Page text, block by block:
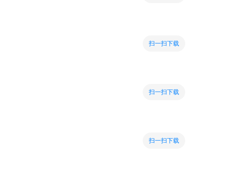
扫一扫下载
扫一扫下载
扫一扫下载